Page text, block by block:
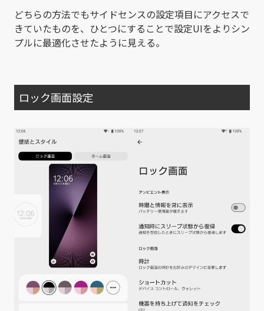
どちらの方法でもサイドセンスの設定項目にアクセスで
きていたものを、ひとつにすることで設定UIをよりシン
プルに最適化させたように見える。
ロック画面設定